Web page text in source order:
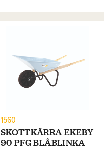
1560
SKOTTKÄRRA EKEBY
90 PFG BLÅBLINKA